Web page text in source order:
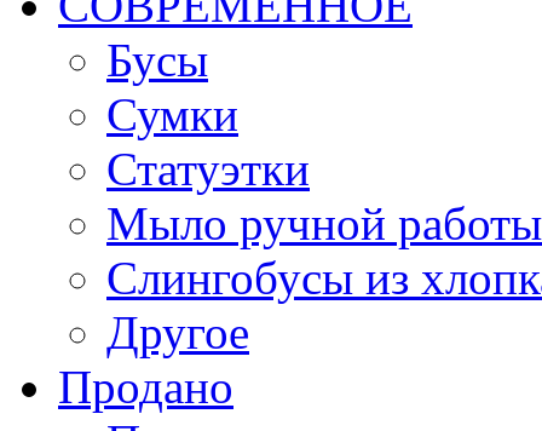
Бусы
Сумки
Статуэтки
Мыло ручной работы
Слингобусы из
Другое
Продано